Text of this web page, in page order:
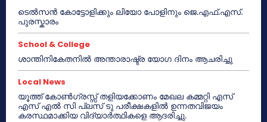
ടെൽസൻ കോട്ടോളിക്കും ലിയോ പോളിനും ജെ.എഫ്.എസ്.
പുരസ്കാരം
School & College
ശാന്തിനികേതനിൽ അന്താരാഷ്ട്ര യോഗ ദിനം ആചരിച്ചു
Local News
യൂത്ത് കോൺഗ്രസ്സ് തളിയക്കോണം മേഖല കമ്മറ്റി എസ്
എസ് എൽ സി പ്ലസ് ടു പരീക്ഷകളിൽ ഉന്നതവിജയം
കരസ്ഥമാക്കിയ വിദ്യാർത്ഥികളെ ആദരിച്ചു.